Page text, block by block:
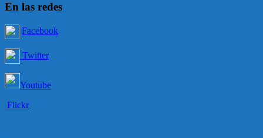
En las redes
Facebook
Twitter
Youtube
Flickr